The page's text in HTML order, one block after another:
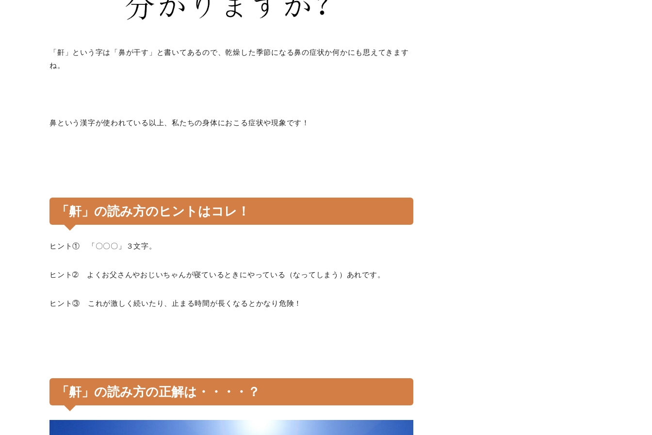
「鼾」という字は「鼻が干す」と書いてあるので、乾燥した季節になる鼻の症状か何かにも思えてきます
ね。
鼻という漢字が使われている以上、私たちの身体におこる症状や現象です！
「鼾」の読み方のヒントはコレ！
ヒント① 「〇〇〇」３文字。
ヒント➁ よくお父さんやおじいちゃんが寝ているときにやっている（なってしまう）あれです。
ヒント③ これが激しく続いたり、止まる時間が長くなるとかなり危険！
「鼾」の読み方の正解は・・・・？